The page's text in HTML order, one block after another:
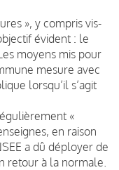
», y compris vis-
évident : le
moyens mis pour
mesure avec
lorsqu’il s’agit
«
en raison
a dû déployer de
retour à la normale.